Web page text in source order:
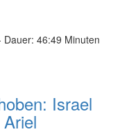
46:49 Minuten
Israel